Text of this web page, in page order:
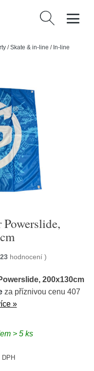
Vyhledávání
/Skate & in-line / In-line
23 hodnocení )
200x130cm
za příznivou cenu 407
»
> 5 ks